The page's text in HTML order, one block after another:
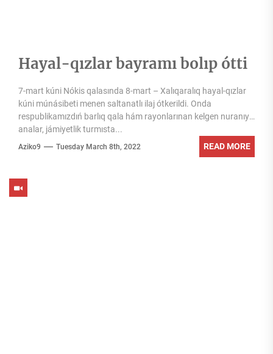
Hayal-qızlar bayramı bolıp ótti
7-mart kúni Nókis qalasında 8-mart – Xalıqaralıq hayal-qızlar
kúni múnásibeti menen saltanatlı ilaj ótkerildi. Onda
respublikamızdıń barlıq qala hám rayonlarınan kelgen nuranıy
analar, jámiyetlik turmısta...
Aziko9 Tuesday March 8th, 2022 READ MORE